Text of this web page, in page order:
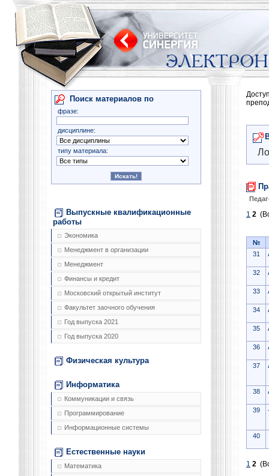
Поиск материалов по
фразе:
дисциплине:
типу материала:
Выпускные квалификационные
работы
Экономика
Менеджмент в организации
Менеджмент
Финансы и кредит
Московский открытый институт
Факультет заочного обучения
Год выпуска 2021
Год выпуска 2020
Физическая культура
Информатика
Коммуникации и связь
Программирование
Информационные системы
Естественные науки
Математика
1 2
№
31
32
33
34
35
36
37
38
39
40
1 2